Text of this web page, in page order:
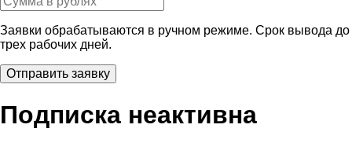
Заявки обрабатываются в ручном режиме. Срок вывода до
трех рабочих дней.
Подписка неактивна